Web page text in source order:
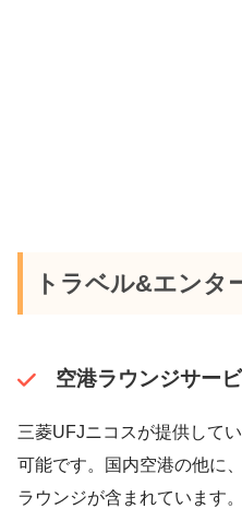
トラベル&エンタ
空港ラウンジサー
三菱UFJニコスが提供して
可能です。国内空港の他に
ラウンジが含まれています。